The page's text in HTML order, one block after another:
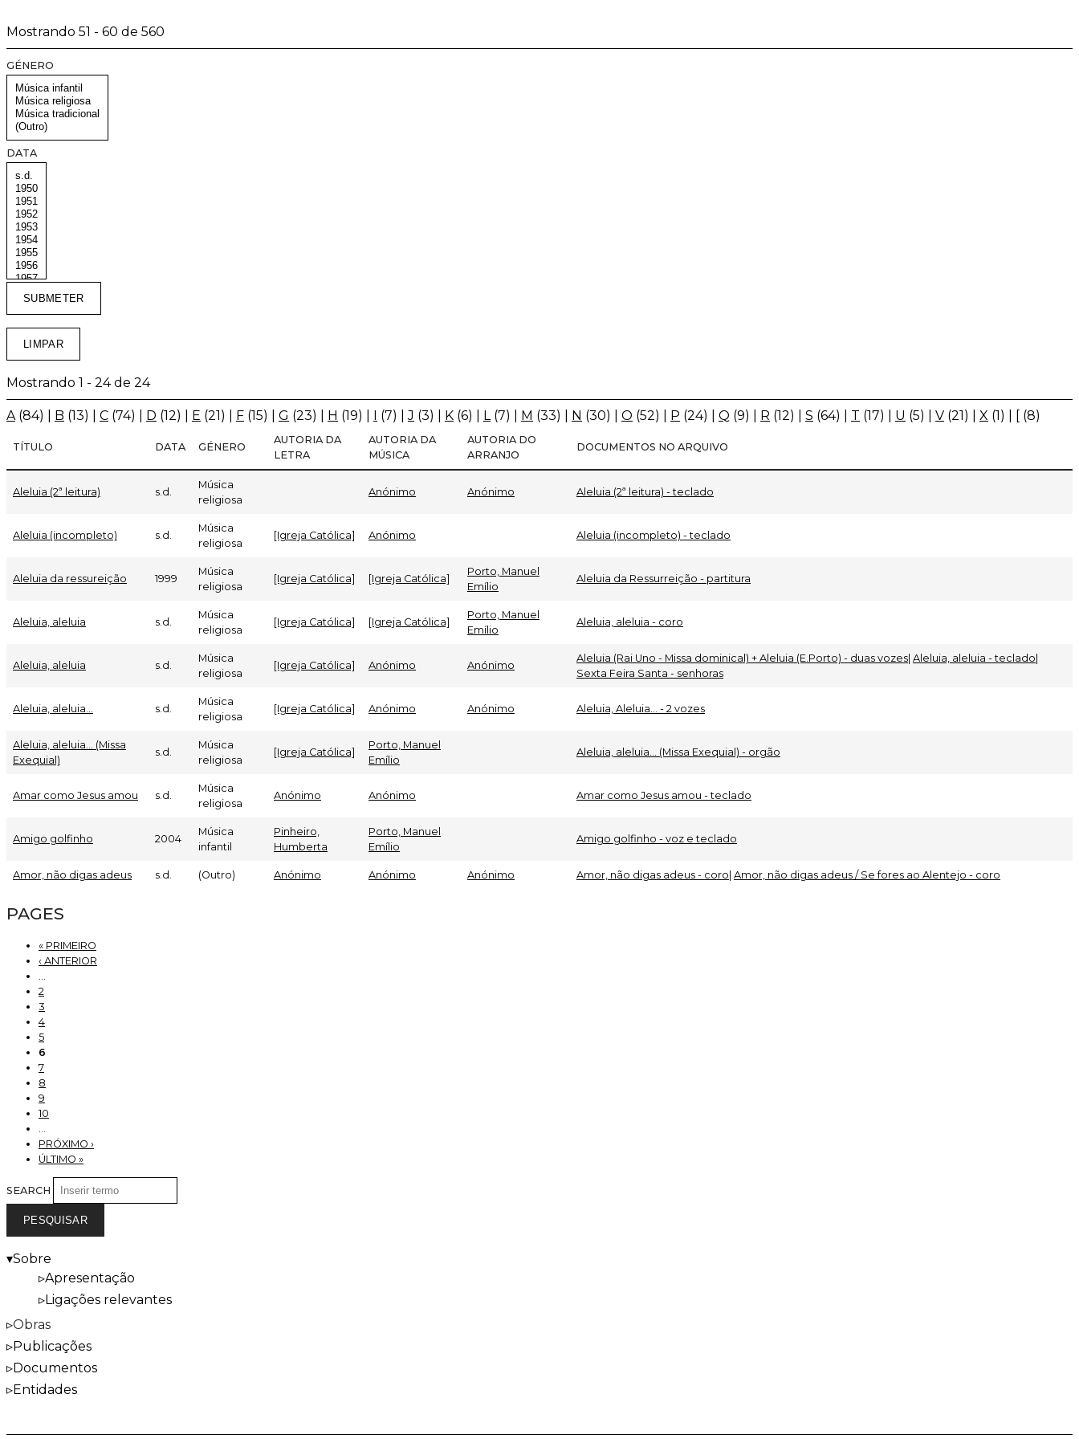
Mostrando 51 - 60 de 560
GÉNERO
DATA
Mostrando 1 - 24 de 24
A (84) B (13) C (74) D (12) E (21) F (15) G (23) H (19) I (7) |J (3) K (6) L (7) M (33) N (30) O (52) P (24) Q (9) R (12) S (64) T (17) U (5) V (21) X (1) [ (8)
TÍTULO DATA GÉNERO
AUTORIA DA
LETRA
AUTORIA DA
MÚSICA
AUTORIA DO
ARRANJO
DOCUMENTOS NO ARQUIVO
Aleluia (2ª leitura) s.d.
Música
religiosa
Anónimo Anónimo Aleluia (2ª leitura) - teclado
Aleluia (incompleto) s.d.
Música
religiosa
[Igreja Católica] Anónimo Aleluia (incompleto) - teclado
Aleluia da ressureição 1999
Música
religiosa
[Igreja Católica] [Igreja Católica]
Porto, Manuel
Emílio
Aleluia da Ressurreição - partitura
Aleluia, aleluia s.d.
Música
religiosa
[Igreja Católica] [Igreja Católica]
Porto, Manuel
Emílio
Aleluia, aleluia - coro
Aleluia, aleluia s.d.
Música
religiosa
[Igreja Católica] Anónimo Anónimo
Aleluia (Rai Uno - Missa dominical) + Aleluia (E.Porto) - duas vozes| Aleluia, aleluia - teclado|
Sexta Feira Santa - senhoras
Aleluia, aleluia... s.d.
Música
religiosa
[Igreja Católica] Anónimo Anónimo Aleluia, Aleluia... - 2 vozes
Aleluia, aleluia... (Missa
Exequial)
s.d.
Música
religiosa
[Igreja Católica]
Porto, Manuel
Emílio
Aleluia, aleluia... (Missa Exequial) - orgão
Amar como Jesus amou s.d.
Música
religiosa
Anónimo Anónimo Amar como Jesus amou - teclado
Amigo golfinho 2004
Música
infantil
Pinheiro,
Humberta
Porto, Manuel
Emílio
Amigo golfinho - voz e teclado
Amor, não digas adeus s.d. (Outro) Anónimo Anónimo Anónimo Amor, não digas adeus - coro| Amor, não digas adeus / Se fores ao Alentejo - coro
PAGES
« PRIMEIRO
‹ ANTERIOR
…
2
3
4
5
6
7
8
9
10
…
PRÓXIMO ›
ÚLTIMO »
SEARCH
Sobre
Apresentação
Ligações relevantes
Obras
Publicações
Documentos
Entidades